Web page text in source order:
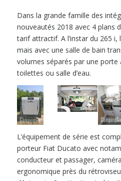
Dans la grande famille des
nouveautés 2018 avec 4 plans
tarif attractif. A l’instar du 265
mais avec une salle de bain
volumes séparés par une
toilettes ou salle d’eau.
L’équipement de série est
porteur Fiat Ducato avec
conducteur et passager,
ergonomique près du